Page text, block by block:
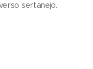
sertanejo.